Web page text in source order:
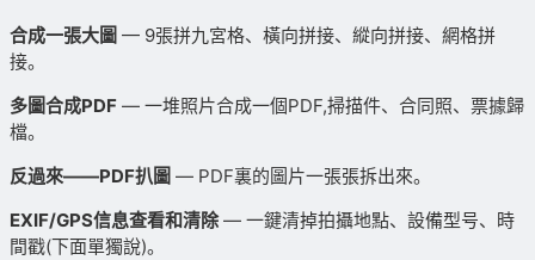
合成一張大圖 — 9張拼九宮格、橫向拼接、縱向拼接、網格拼
接。
多圖合成PDF — 一堆照片合成一個PDF,掃描件、合同照、票據歸
檔。
反過來——PDF扒圖 — PDF裏的圖片一張張拆出來。
EXIF/GPS信息查看和清除— 一鍵清掉拍攝地點、設備型号、時
間戳(下面單獨說)。